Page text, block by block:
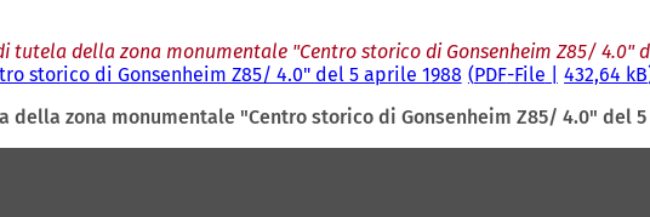
tutela della zona monumentale "Centro storico di Gonsenheim Z85/ 4.0"
storico di Gonsenheim Z85/ 4.0" del 5 aprile 1988 PDF-File 432,64 kB
della zona monumentale "Centro storico di Gonsenheim Z85/ 4.0" del